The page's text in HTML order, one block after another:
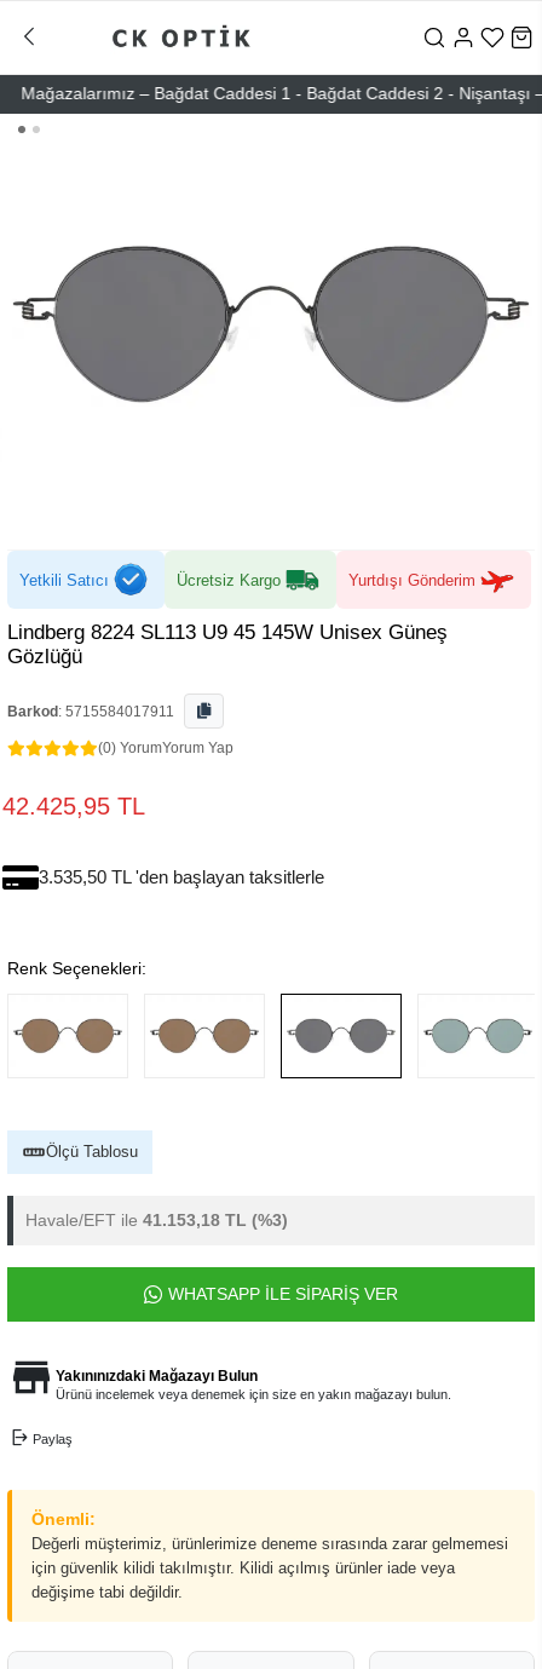
– Bağdat Caddesi 1 - Bağdat Caddesi 2 - Nişantaşı –
Yetkili Satıcı Ücretsiz Kargo Yurtdışı Gönderim
Lindberg 8224 SL113 U9 45 145W Unisex Güneş
Gözlüğü
Barkod : 5715584017911
(0) YorumYorum Yap
42.425,95 TL
3.535,50 TL 'den başlayan taksitlerle
Renk Seçenekleri:
Ölçü Tablosu
Havale/EFT ile 41.153,18 TL (%3)
WHATSAPP İLE SİPARİŞ VER
Yakınınızdaki Mağazayı Bulun
Ürünü incelemek veya denemek için size en yakın mağazayı bulun.
Paylaş
Önemli:
Değerli müşterimiz, ürünlerimize deneme sırasında zarar gelmemesi
için güvenlik kilidi takılmıştır. Kilidi açılmış ürünler iade veya
değişime tabi değildir.